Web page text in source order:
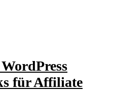
für Affiliate